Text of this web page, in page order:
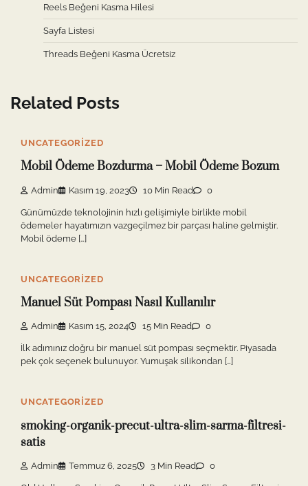
Reels Beğeni Kasma Hilesi
Sayfa Listesi
Threads Beğeni Kasma Ücretsiz
Related Posts
UNCATEGORIZED
Mobil Ödeme Bozdurma – Mobil Ödeme Bozum
Admin Kasım 19, 2023 10 Min Read 0
Günümüzde teknolojinin hızlı gelişimiyle birlikte mobil
ödemeler hayatımızın vazgeçilmez bir parçası haline gelmiştir.
Mobil ödeme […]
UNCATEGORIZED
Manuel Süt Pompası Nasıl Kullanılır
Admin Kasım 15, 2024 15 Min Read 0
İlk adımınız doğru bir manuel süt pompası seçmektir. Piyasada
pek çok seçenek bulunuyor. Yumuşak silikondan […]
UNCATEGORIZED
smoking-organik-precut-ultra-slim-sarma-filtresi-
satis
Admin Temmuz 6, 2025 3 Min Read 0